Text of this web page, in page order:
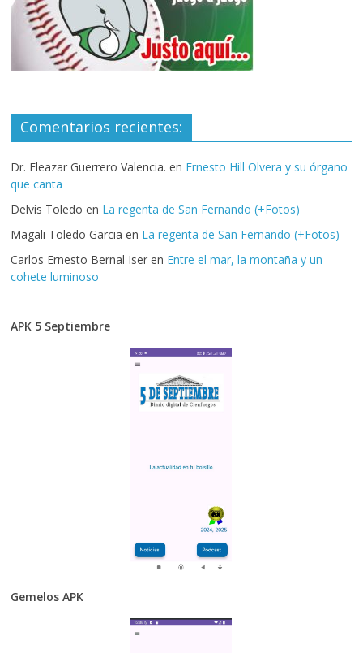
Comentarios recientes:
Dr. Eleazar Guerrero Valencia. en Ernesto Hill Olvera y su órgano
que canta
Delvis Toledo en La regenta de San Fernando (+Fotos)
Magali Toledo Garcia en La regenta de San Fernando (+Fotos)
Carlos Ernesto Bernal Iser en Entre el mar, la montaña y un
cohete luminoso
APK 5 Septiembre
Gemelos APK